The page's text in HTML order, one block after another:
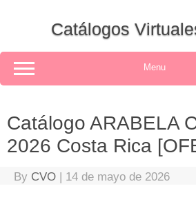
Catálogos
Menu
Catálogo ARABELA
2026 Costa Rica
By CVO | 14 de mayo de 2026